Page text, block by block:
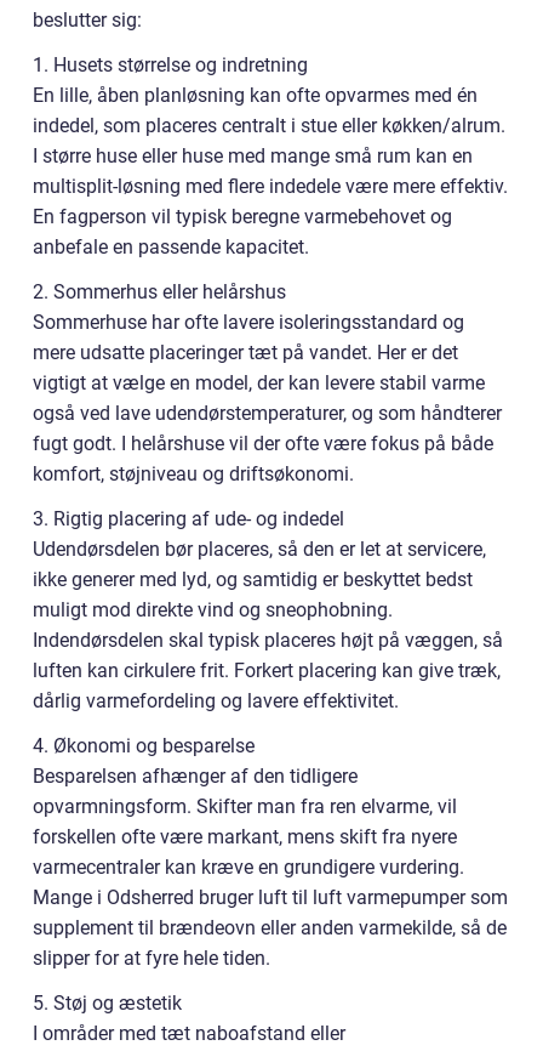
beslutter sig:
1. Husets størrelse og indretning
En lille, åben planløsning kan ofte opvarmes med én
indedel, som placeres centralt i stue eller køkken/alrum.
I større huse eller huse med mange små rum kan en
multisplit-løsning med flere indedele være mere effektiv.
En fagperson vil typisk beregne varmebehovet og
anbefale en passende kapacitet.
2. Sommerhus eller helårshus
Sommerhuse har ofte lavere isoleringsstandard og
mere udsatte placeringer tæt på vandet. Her er det
vigtigt at vælge en model, der kan levere stabil varme
også ved lave udendørstemperaturer, og som håndterer
fugt godt. I helårshuse vil der ofte være fokus på både
komfort, støjniveau og driftsøkonomi.
3. Rigtig placering af ude- og indedel
Udendørsdelen bør placeres, så den er let at servicere,
ikke generer med lyd, og samtidig er beskyttet bedst
muligt mod direkte vind og sneophobning.
Indendørsdelen skal typisk placeres højt på væggen, så
luften kan cirkulere frit. Forkert placering kan give træk,
dårlig varmefordeling og lavere effektivitet.
4. Økonomi og besparelse
Besparelsen afhænger af den tidligere
opvarmningsform. Skifter man fra ren elvarme, vil
forskellen ofte være markant, mens skift fra nyere
varmecentraler kan kræve en grundigere vurdering.
Mange i Odsherred bruger luft til luft varmepumper som
supplement til brændeovn eller anden varmekilde, så de
slipper for at fyre hele tiden.
5. Støj og æstetik
I områder med tæt naboafstand eller